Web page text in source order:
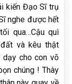
kiến Đạo Sĩ trụ
nghe được hết
qua…Cậu quì
và kêu thật
dạy cho con võ
chúng ! Thày